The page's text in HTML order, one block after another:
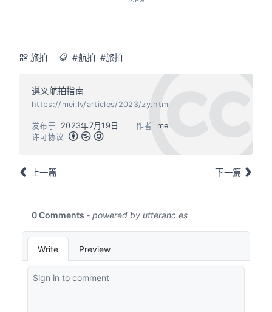
旅拍 #航拍 #旅拍
遵义航拍指南
https://mei.lv/articles/2023/zy.html
作者 mei
发布于
2023年7月19日
许可协议
上一篇 下一篇